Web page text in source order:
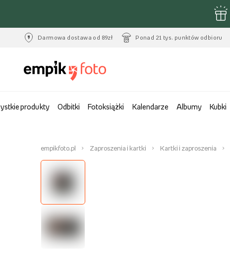
Darmowa dostawa od 89zł Ponad 21 tys. punktów odbioru
produkty Odbitki Fotoksiążki Kalendarze Albumy Kubki
empikfoto.pl Zaproszenia i kartki Kartki i zaproszenia